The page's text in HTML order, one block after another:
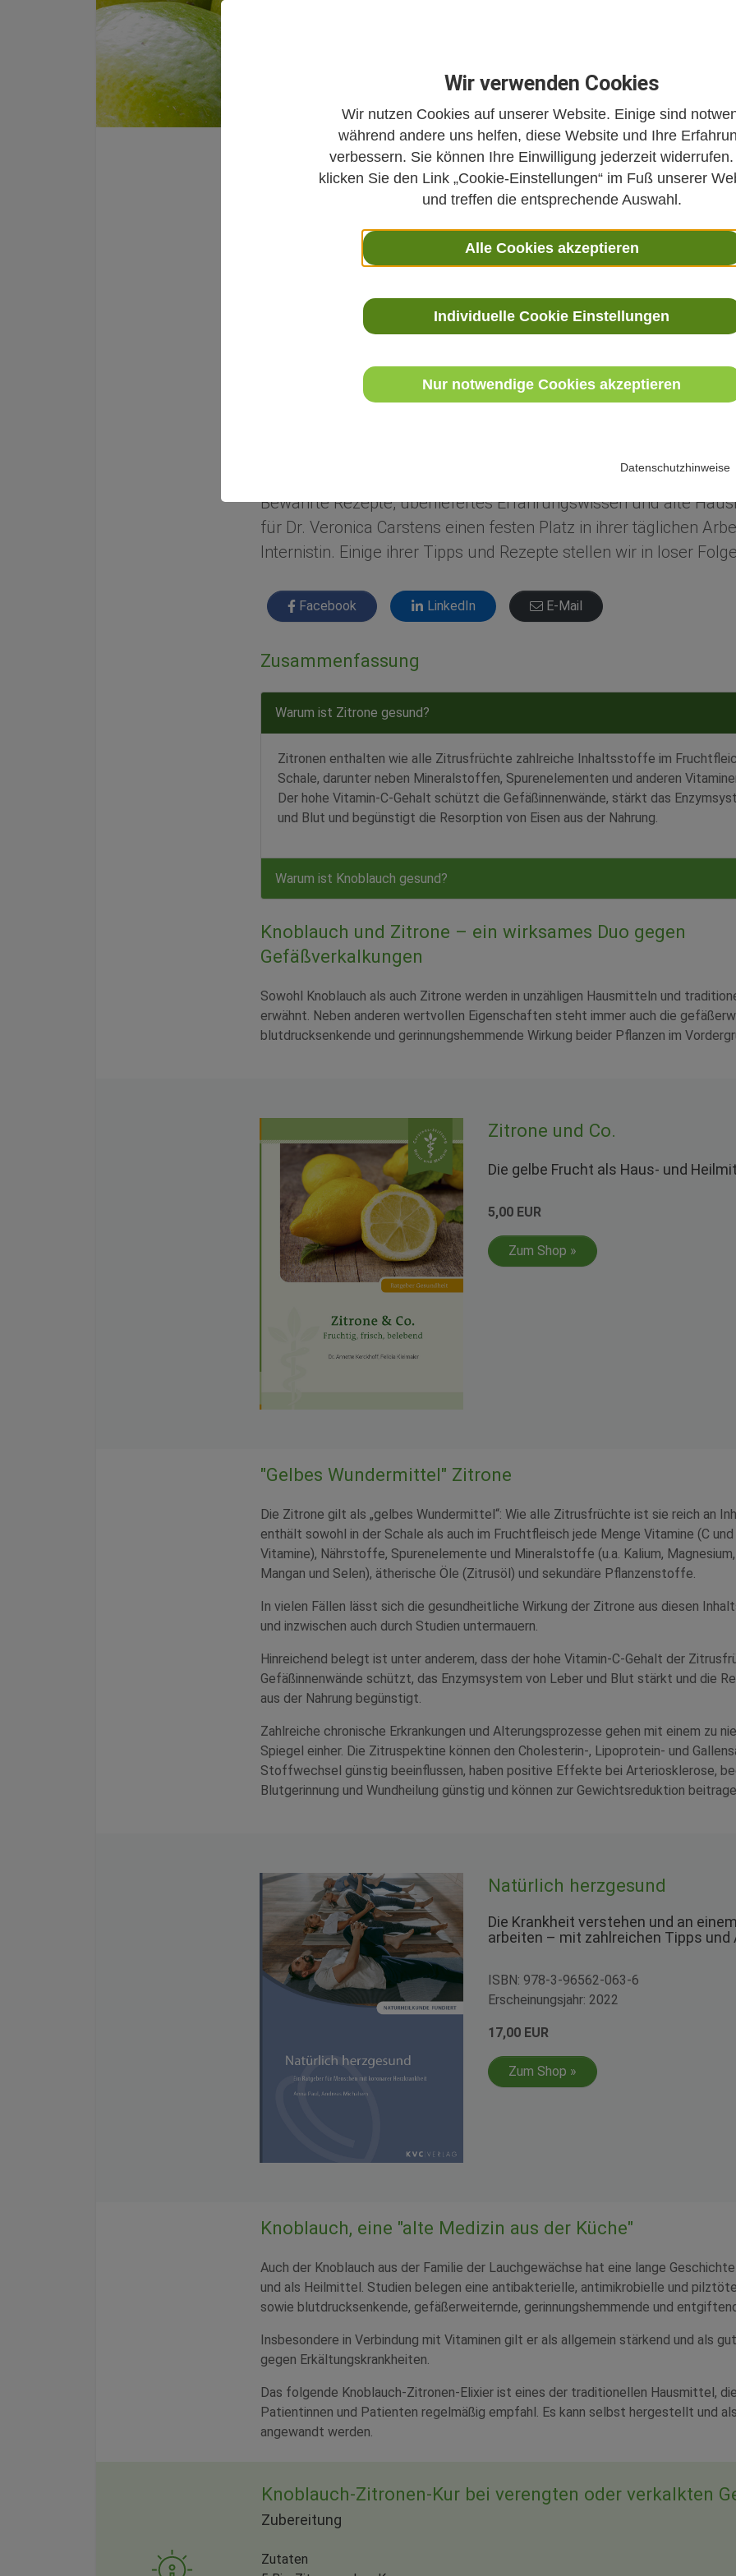
Wir verwenden Cookies
Wir nutzen Cookies auf unserer Website. Einige sind
während andere uns helfen, diese Website und Ihre
verbessern. Sie können Ihre Einwilligung jederzeit
klicken Sie den Link „Cookie-Einstellungen“ im Fuß unserer
und treffen die entsprechende Auswahl.
Alle Cookies akzeptieren
Individuelle Cookie Einstellungen
Nur notwendige Cookies akzeptieren
Datenschutzhinweise
Empfehlungen aus der Praxis von Dr. Veronica Carstens
Knoblauch-Zitronen-
verengten oder
Gefäßen
Ines Bergfort
Veröffentlicht am11.09.2023
Bewährte Rezepte, überliefertes Erfahrungswissen und alte
für Dr. Veronica Carstens einen festen Platz in ihrer täglichen
Internistin. Einige ihrer Tipps und Rezepte stellen wir in loser
Facebook LinkedIn E-Mail
Zusammenfassung
Warum ist Zitrone gesund?
Zitronen enthalten wie alle Zitrusfrüchte zahlreiche Inhaltsstoffe im
Schale, darunter neben Mineralstoffen, Spurenelementen und anderen
Der hohe Vitamin-C-Gehalt schützt die Gefäßinnenwände, stärkt das
und Blut und begünstigt die Resorption von Eisen aus der Nahrung.
Warum ist Knoblauch gesund?
Knoblauch und Zitrone – ein wirksames Duo gegen
Gefäßverkalkungen
Sowohl Knoblauch als auch Zitrone werden in unzähligen Hausmitteln und
erwähnt. Neben anderen wertvollen Eigenschaften steht immer auch die
blutdrucksenkende und gerinnungshemmende Wirkung beider Pflanzen im
Zitrone und Co.
Die gelbe Frucht als Haus- und
5,00 EUR
Zum Shop »
"Gelbes Wundermittel" Zitrone
Die Zitrone gilt als „gelbes Wundermittel“: Wie alle Zitrusfrüchte ist sie reich an
enthält sowohl in der Schale als auch im Fruchtfleisch jede Menge Vitamine (C
Vitamine), Nährstoffe, Spurenelemente und Mineralstoffe (u.a. Kalium,
Mangan und Selen), ätherische Öle (Zitrusöl) und sekundäre Pflanzenstoffe.
In vielen Fällen lässt sich die gesundheitliche Wirkung der Zitrone aus diesen
und inzwischen auch durch Studien untermauern.
Hinreichend belegt ist unter anderem, dass der hohe Vitamin-C-Gehalt der
Gefäßinnenwände schützt, das Enzymsystem von Leber und Blut stärkt und die
aus der Nahrung begünstigt.
Zahlreiche chronische Erkrankungen und Alterungsprozesse gehen mit einem zu
Spiegel einher. Die Zitruspektine können den Cholesterin-, Lipoprotein- und
Stoffwechsel günstig beeinflussen, haben positive Effekte bei Arteriosklerose,
Blutgerinnung und Wundheilung günstig und können zur Gewichtsreduktion
Natürlich herzgesund
Die Krankheit verstehen und an
arbeiten – mit zahlreichen Tipps und
ISBN: 978-3-96562-063-6
Erscheinungsjahr: 2022
17,00 EUR
Zum Shop »
Knoblauch, eine "alte Medizin aus der Küche"
Auch der Knoblauch aus der Familie der Lauchgewächse hat eine lange
und als Heilmittel. Studien belegen eine antibakterielle, antimikrobielle und
sowie blutdrucksenkende, gefäßerweiternde, gerinnungshemmende und
Insbesondere in Verbindung mit Vitaminen gilt er als allgemein stärkend und als
gegen Erkältungskrankheiten.
Das folgende Knoblauch-Zitronen-Elixier ist eines der traditionellen Hausmittel,
Patientinnen und Patienten regelmäßig empfahl. Es kann selbst hergestellt und
angewandt werden.
Knoblauch-Zitronen-Kur bei verengten oder verkalkten
Zubereitung
Zutaten